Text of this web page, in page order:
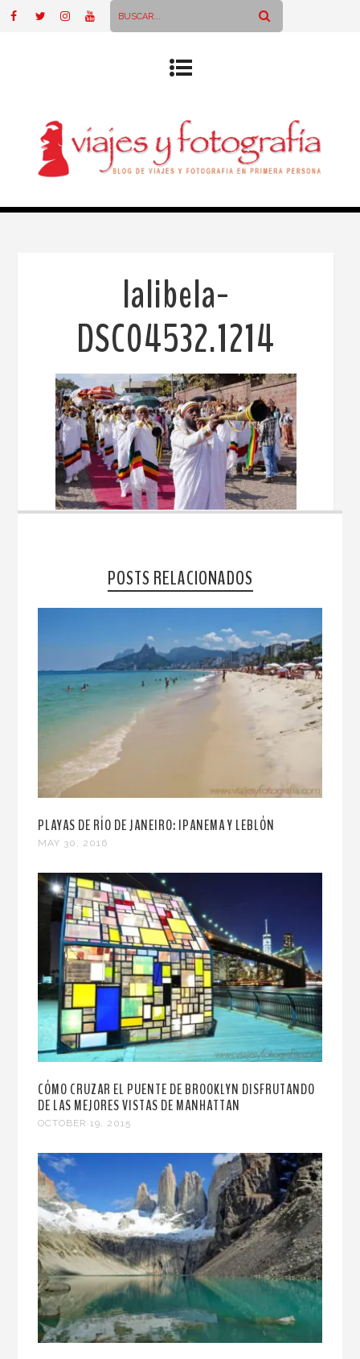
lalibela-
DSC04532.1214
POSTS RELACIONADOS
PLAYAS DE RÍO DE JANEIRO: IPANEMA Y LEBLÓN
MAY 30, 2016
CÓMO CRUZAR EL PUENTE DE BROOKLYN DISFRUTANDO
DE LAS MEJORES VISTAS DE MANHATTAN
OCTOBER 19, 2015